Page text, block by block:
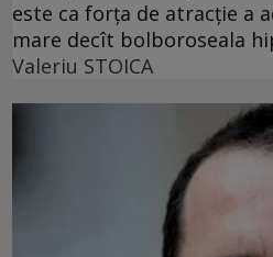
este ca forța de atracție a
mare decît bolboroseala
Valeriu STOICA